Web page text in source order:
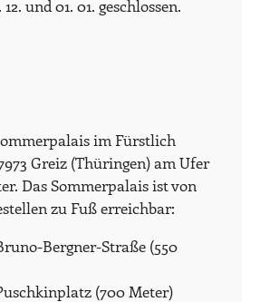
und 01. 01. geschlossen.
im Fürstlich
Greiz (Thüringen) am Ufer
Das Sommerpalais ist von
zu Fuß erreichbar:
Bergner-Straße (550
(700 Meter)